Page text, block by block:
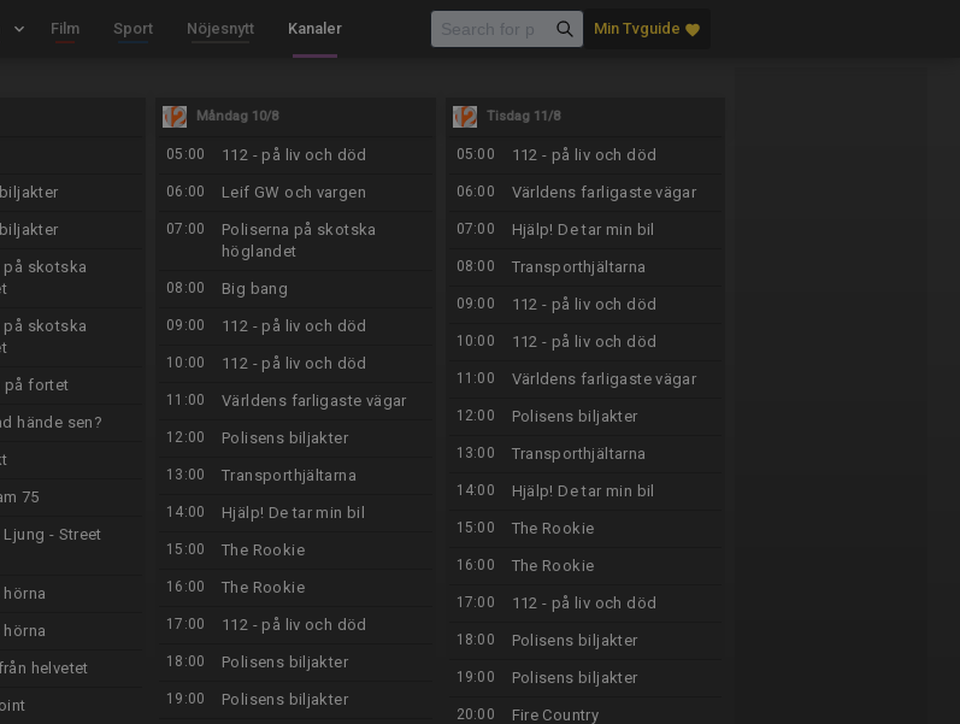
keyboard_arrow_down Film Sport Nöjesnytt Kanaler Min Tvguide favorite
på skotska
på skotska
på fortet
hände sen?
75
- Street
hörna
hörna
helvetet
Måndag 10/8
05:00 112 - på liv och död
06:00 Leif GW och vargen
07:00
Poliserna på skotska
höglandet
08:00 Big bang
09:00 112 - på liv och död
10:00 112 - på liv och död
11:00 Världens farligaste vägar
12:00 Polisens biljakter
13:00 Transporthjältarna
14:00 Hjälp! De tar min bil
15:00 The Rookie
16:00 The Rookie
17:00 112 - på liv och död
18:00 Polisens biljakter
19:00 Polisens biljakter
Tisdag 11/8
05:00 112 - på liv och död
06:00 Världens farligaste vägar
07:00 Hjälp! De tar min bil
08:00 Transporthjältarna
09:00 112 - på liv och död
10:00 112 - på liv och död
11:00 Världens farligaste vägar
12:00 Polisens biljakter
13:00 Transporthjältarna
14:00 Hjälp! De tar min bil
15:00 The Rookie
16:00 The Rookie
17:00 112 - på liv och död
18:00 Polisens biljakter
19:00 Polisens biljakter
20:00 Fire Country